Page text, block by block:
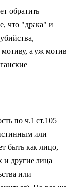
обратить
что "драка" и
а уж мотив
по ч.1 ст.105
или
быть как лицо,
и другие лица
или